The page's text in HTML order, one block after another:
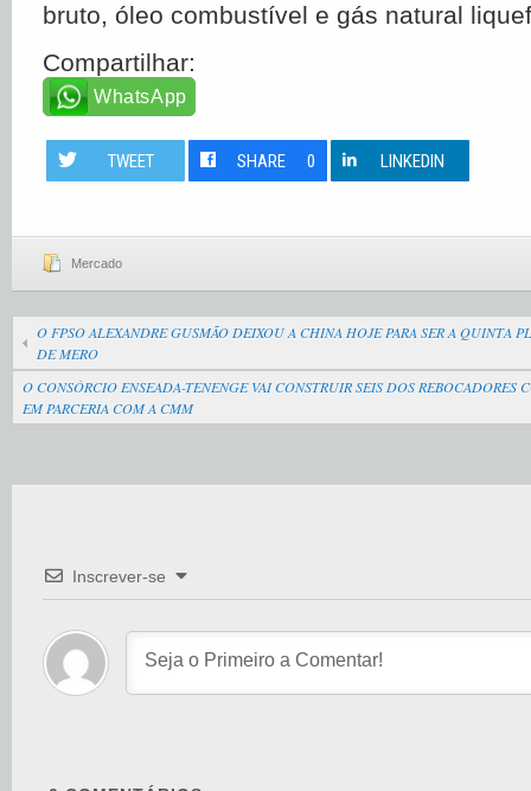
bruto, óleo combustível e gás natural
Compartilhar:
WhatsApp
TWEET SHARE 0 LINKEDIN
Mercado
O FPSO ALEXANDRE GUSMÃO DEIXOU A CHINA HOJE PARA SER A QUINTA
DE MERO
O CONSÓRCIO ENSEADA-TENENGE VAI CONSTRUIR SEIS DOS REBOCADORES
EM PARCERIA COM A CMM
Inscrever-se